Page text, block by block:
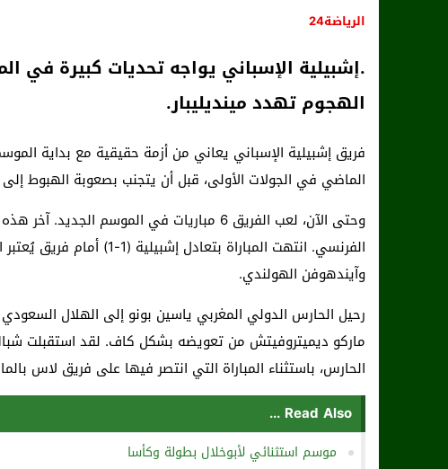
الرياضة24
.إشبيلية الإسباني يواجه تحديات كبيرة في
الهجوم تهدد مينديليبار.
فريق إشبيلية الإسباني يعاني من أزمة حقيقية مع بداية
الماضي في الجولات الأولى، قبل أن يتجنب بصعوبة الهبوط إلى
وحتى الآن، لعب الفريق 6 مباريات في الموسم
الفرنسي. انتهت المباراة
وآيندهوفن الهولندي.
رحيل الحارس الدولي المغربي ياسين بونو إلى الهلال
ماركو ديميتروفيتش من تعويضه بشكل كاف. لقد استقبلت شباك
الحارس، باستثناء المباراة التي انتصر فيها على فريق لاس
Read Also ...
موسم استثنائي لأبوخلال بطولة وكأسا